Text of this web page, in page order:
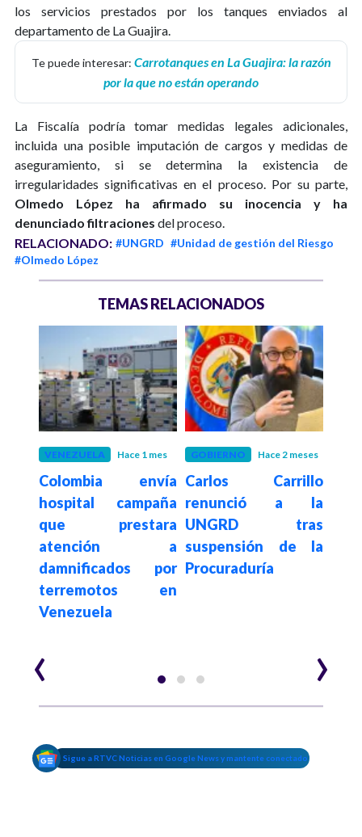
los servicios prestados por los tanques enviados al
departamento de La Guajira.
Te puede interesar: Carrotanques en La Guajira: la razón
por la que no están operando
La Fiscalía podría tomar medidas legales adicionales,
incluida una posible imputación de cargos y medidas de
aseguramiento, si se determina la existencia de
irregularidades significativas en el proceso. Por su parte,
Olmedo López ha afirmado su inocencia y ha
denunciado filtraciones del proceso.
RELACIONADO: #UNGRD #Unidad de gestión del Riesgo
#Olmedo López
TEMAS RELACIONADOS
VENEZUELA Hace 1 mes
Colombia envía
hospital campaña
que prestara
atención a
damnificados por
terremotos en
Venezuela
GOBIERNO Hace 2 meses
Carlos Carrillo
renunció a la
UNGRD tras
suspensión de la
Procuraduría
‹ ›
Sigue a RTVC Noticias en Google News y mantente conectado